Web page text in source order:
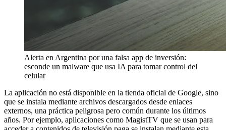
Alerta en Argentina por una falsa app de inversión:
esconde un malware que usa IA para tomar control del
celular
La aplicación no está disponible en la tienda oficial de Google, sino
que se instala mediante archivos descargados desde enlaces
externos, una práctica peligrosa pero común durante los últimos
años. Por ejemplo, aplicaciones como MagistTV que se usan para